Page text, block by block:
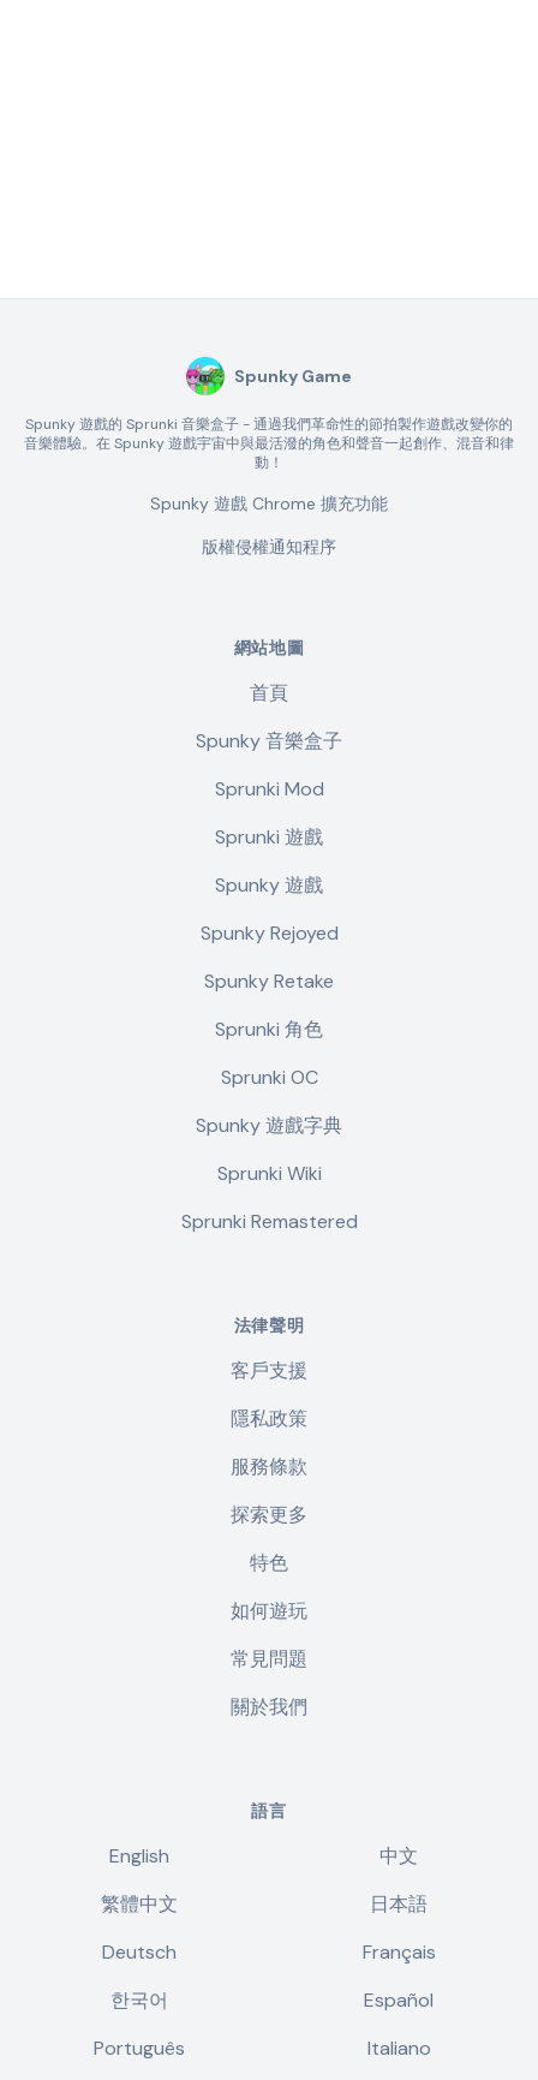
Spunky Game
Spunky 遊戲的 Sprunki 音樂盒子 - 通過我們革命性的節拍製作遊戲改變你的
音樂體驗。在 Spunky 遊戲宇宙中與最活潑的角色和聲音一起創作、混音和律
動！
Spunky 遊戲 Chrome 擴充功能
版權侵權通知程序
網站地圖
首頁
Spunky 音樂盒子
Sprunki Mod
Sprunki 遊戲
Spunky 遊戲
Spunky Rejoyed
Spunky Retake
Sprunki 角色
Sprunki OC
Spunky 遊戲字典
Sprunki Wiki
Sprunki Remastered
法律聲明
客戶支援
隱私政策
服務條款
探索更多
特色
如何遊玩
常見問題
關於我們
語言
English
中文
繁體中文
日本語
Deutsch
Français
한국어
Español
Português
Italiano